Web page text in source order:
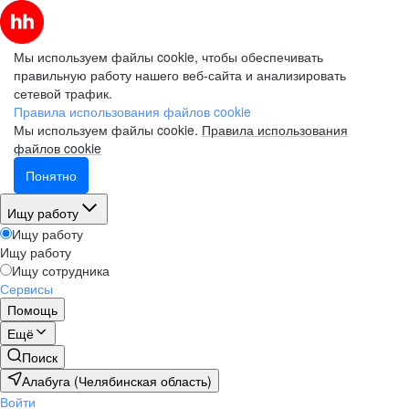
Мы используем файлы cookie, чтобы обеспечивать
правильную работу нашего веб-сайта и анализировать
сетевой трафик.
Правила использования файлов cookie
Мы используем файлы cookie. Правила использования
файлов cookie
Понятно
Ищу работу
Ищу работу
Ищу работу
Ищу сотрудника
Сервисы
Помощь
Ещё
Поиск
Алабуга (Челябинская область)
Войти